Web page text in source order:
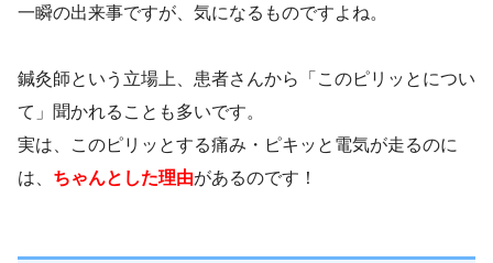
一瞬の出来事ですが、気になるものですよね。
鍼灸師という立場上、患者さんから「このピリッとについ
て」聞かれることも多いです。
実は、このピリッとする痛み・ピキッと電気が走るのに
は、 ちゃんとした理由があるのです！